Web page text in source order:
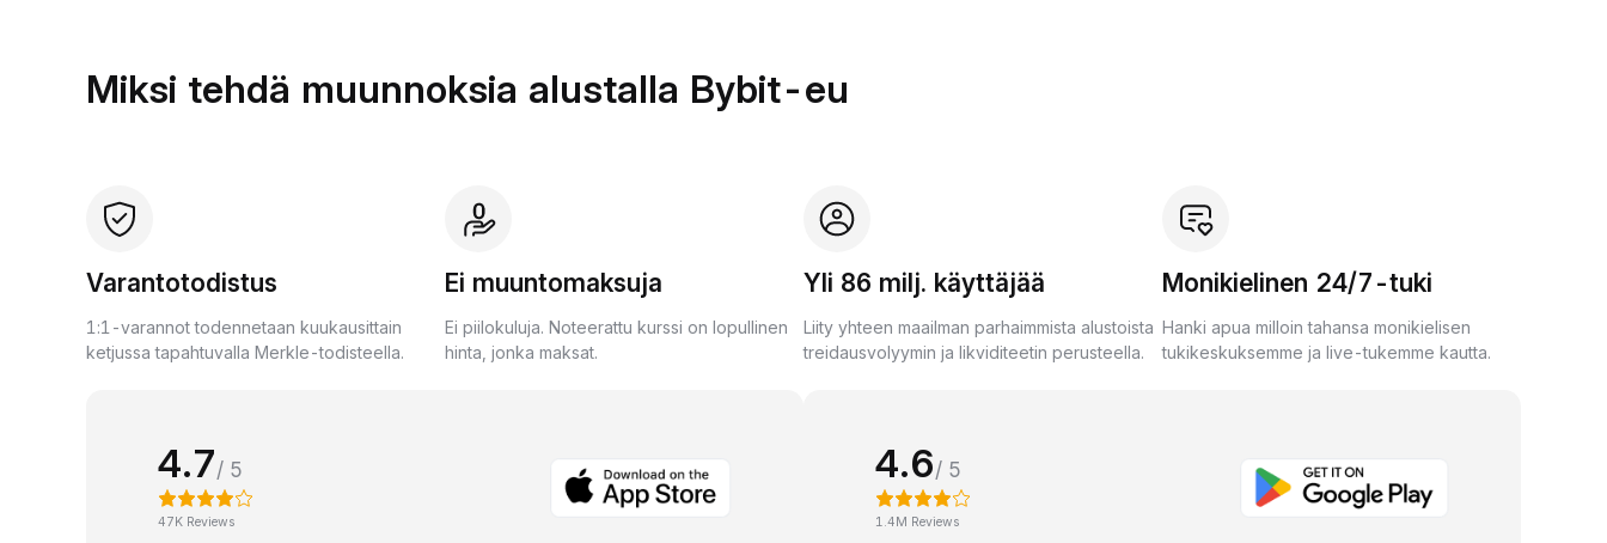
Miksi tehdä muunnoksia alustalla Bybit-eu
Varantotodistus
1:1-varannot todennetaan kuukausittain
ketjussa tapahtuvalla Merkle-todisteella.
Ei muuntomaksuja
Ei piilokuluja. Noteerattu kurssi on lopullinen
hinta, jonka maksat.
Yli 86 milj. käyttäjää
Liity yhteen maailman parhaimmista alustoista
treidausvolyymin ja likviditeetin perusteella.
Monikielinen 24/7-tuki
Hanki apua milloin tahansa monikielisen
tukikeskuksemme ja live-tukemme kautta.
4.7/ 5
47K Reviews
4.6/ 5
1.4M Reviews